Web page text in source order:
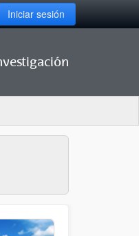
Iniciar sesión